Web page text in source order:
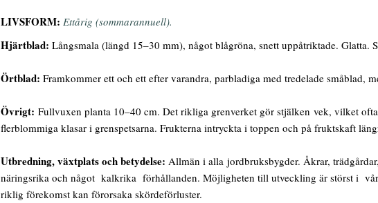
LIVSFORM: Ettårig (sommarannuell).
Hjärtblad: Långsmala (längd 15–30 mm), något blågröna, snett uppåtriktade. Glatta.
Örtblad: Framkommer ett och ett efter varandra, parbladiga med tredelade småblad,
Övrigt: Fullvuxen planta 10–40 cm. Det rikliga grenverket gör stjälken vek, vilket
flerblommiga klasar i grenspetsarna. Frukterna intryckta i toppen och på fruktskaft
Utbredning, växtplats och betydelse: Allmän i alla jordbruksbygder. Åkrar,
näringsrika och något kalkrika förhållanden. Möjligheten till utveckling är störst i
riklig förekomst kan förorsaka skördeförluster.